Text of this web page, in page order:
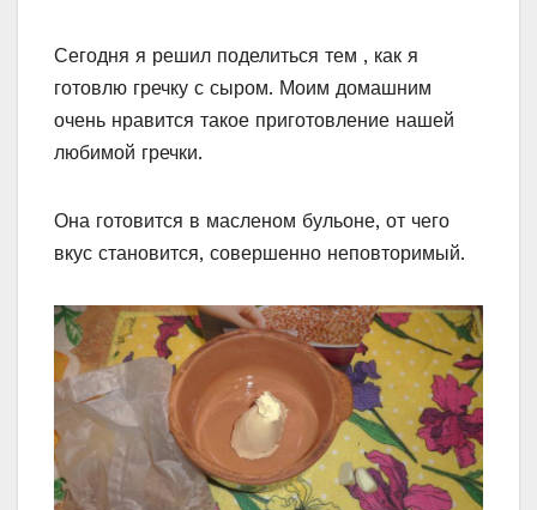
Сегодня я решил поделиться тем , как я
готовлю гречку с сыром. Моим домашним
очень нравится такое приготовление нашей
любимой гречки.
Она готовится в масленом бульоне, от чего
вкус становится, совершенно неповторимый.